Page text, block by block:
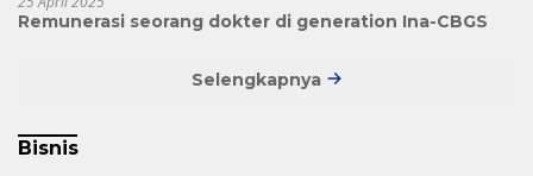
Remunerasi seorang dokter di generation Ina-CBGS
Selengkapnya
Bisnis